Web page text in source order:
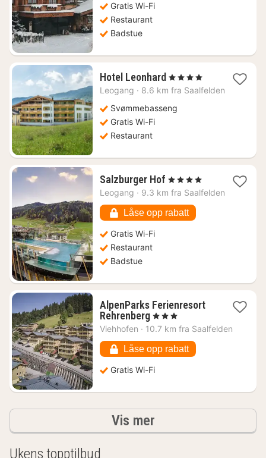
Gratis Wi-Fi
Restaurant
Badstue
Hotel Leonhard 1
natt
2601
, 4 Stjerner
Leogang · 8.6 km fra Saalfelden
Svømmebasseng
Gratis Wi-Fi
Restaurant
Salzburger Hof 1
natt
3222
kr.
, 4 Stjerner
Leogang · 9.3 km fra Saalfelden
Låse opp rabatt
Gratis Wi-Fi
Restaurant
Badstue
AlpenParks Ferienresort
Rehrenberg1
natt
1729
kr.
, 3 Stjerner
Viehhofen · 10.7 km fra Saalfelden
Låse opp rabatt
Gratis Wi-Fi
Vis merResultater
Ukens topptilbud